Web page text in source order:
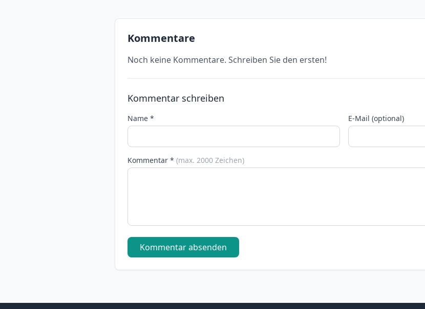
Kommentare
Noch keine Kommentare. Schreiben Sie den ersten!
Kommentar schreiben
Name * E-Mail (optional)
Kommentar * (max. 2000 Zeichen)
Kommentar absenden